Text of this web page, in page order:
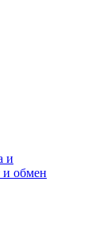
и
и обмен